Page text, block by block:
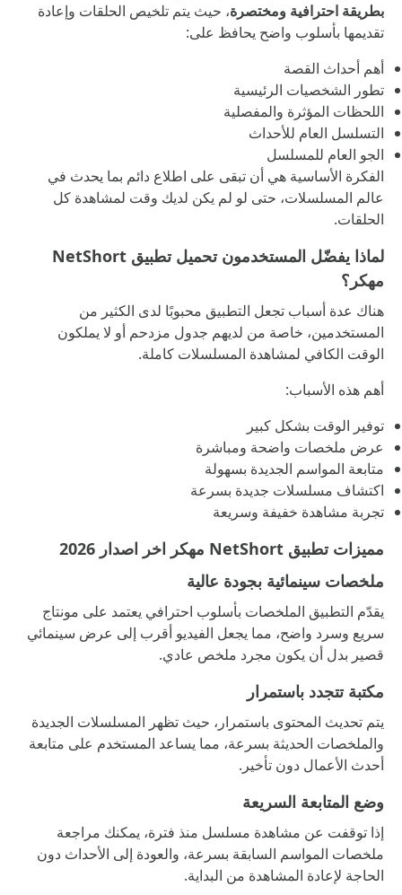
بطريقة احترافية ومختصرة، حيث يتم تلخيص الحلقات وإعادة
تقديمها بأسلوب واضح يحافظ على:
أهم أحداث القصة
تطور الشخصيات الرئيسية
اللحظات المؤثرة والمفصلية
التسلسل العام للأحداث
الجو العام للمسلسل
الفكرة الأساسية هي أن تبقى على اطلاع دائم بما يحدث في
عالم المسلسلات، حتى لو لم يكن لديك وقت لمشاهدة كل
الحلقات.
لماذا يفضّل المستخدمون تحميل تطبيق NetShort
مهكر؟
هناك عدة أسباب تجعل التطبيق محبوبًا لدى الكثير من
المستخدمين، خاصة من لديهم جدول مزدحم أو لا يملكون
الوقت الكافي لمشاهدة المسلسلات كاملة.
أهم هذه الأسباب:
توفير الوقت بشكل كبير
عرض ملخصات واضحة ومباشرة
متابعة المواسم الجديدة بسهولة
اكتشاف مسلسلات جديدة بسرعة
تجربة مشاهدة خفيفة وسريعة
مميزات تطبيق NetShort مهكر اخر اصدار 2026
ملخصات سينمائية بجودة عالية
يقدّم التطبيق الملخصات بأسلوب احترافي يعتمد على مونتاج
سريع وسرد واضح، مما يجعل الفيديو أقرب إلى عرض سينمائي
قصير بدل أن يكون مجرد ملخص عادي.
مكتبة تتجدد باستمرار
يتم تحديث المحتوى باستمرار، حيث تظهر المسلسلات الجديدة
والملخصات الحديثة بسرعة، مما يساعد المستخدم على متابعة
أحدث الأعمال دون تأخير.
وضع المتابعة السريعة
إذا توقفت عن مشاهدة مسلسل منذ فترة، يمكنك مراجعة
ملخصات المواسم السابقة بسرعة، والعودة إلى الأحداث دون
الحاجة لإعادة المشاهدة من البداية.